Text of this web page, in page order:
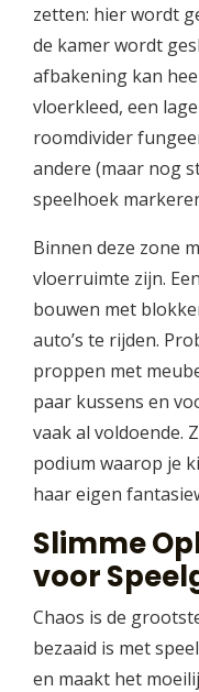
zetten: hier wordt
de kamer wordt
afbakening kan
vloerkleed, een
roomdivider
andere (maar nog
speelhoek
Binnen deze zone
vloerruimte zijn.
bouwen met
auto’s te rijden.
proppen met
paar kussens en
vaak al voldoende.
podium waarop je
haar eigen
Slimme
voor
Chaos is de
bezaaid is met
en maakt het